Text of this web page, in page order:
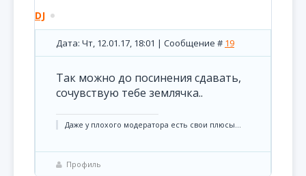
DJ
Дата: Чт, 12.01.17, 18:01 | Сообщение # 19
Так можно до посинения сдавать,
сочувствую тебе землячка..
Даже у плохого модератора есть свои плюсы...
Профиль